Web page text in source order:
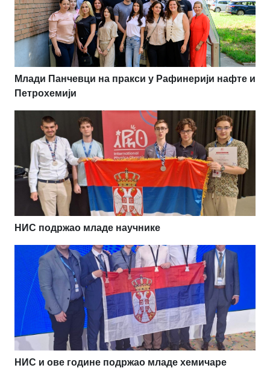
Млади Панчевци на пракси у Рафинерији нафте и
Петрохемији
НИС подржао младе научнике
НИС и ове године подржао младе хемичаре